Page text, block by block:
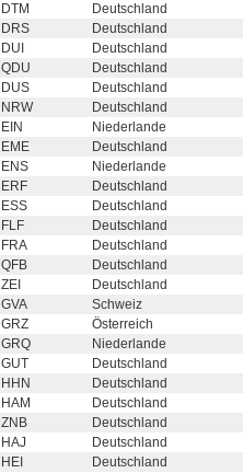
DTM
Deutschland
DRS
Deutschland
DUI
Deutschland
QDU
Deutschland
DUS
Deutschland
NRW
Deutschland
EIN
Niederlande
EME
Deutschland
ENS
Niederlande
ERF
Deutschland
ESS
Deutschland
FLF
Deutschland
FRA
Deutschland
QFB
Deutschland
ZEI
Deutschland
GVA
Schweiz
GRZ
Österreich
GRQ
Niederlande
GUT
Deutschland
HHN
Deutschland
HAM
Deutschland
ZNB
Deutschland
HAJ
Deutschland
HEI
Deutschland